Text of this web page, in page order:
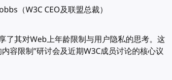
（W3C CEO及联盟总裁）
了其对Web上年龄限制与用户隐私的思考。这
容限制”研讨会及近期W3C成员讨论的核心议